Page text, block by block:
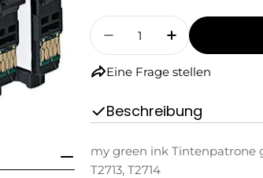
Menge
Menge Für My
Menge Für
Eine Frage stellen
Beschreibung
my green ink Tintenpatrone
T2713, T2714